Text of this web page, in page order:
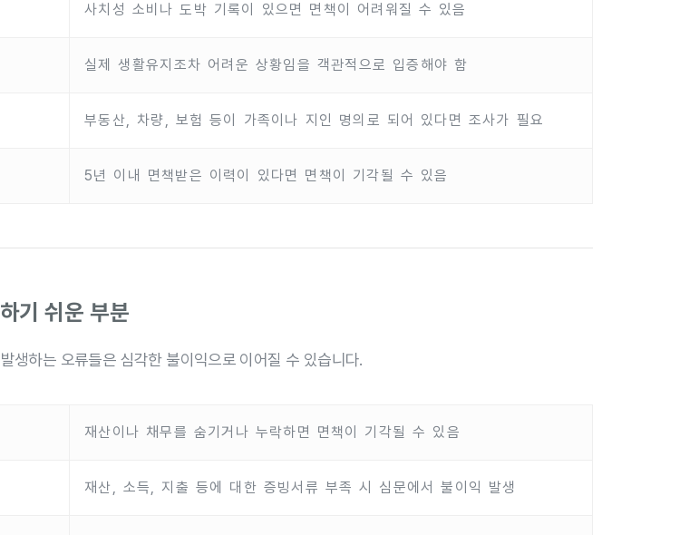
사치성 소비나 도박 기록이 있으면 면책이 어려워질 수 있음
실제 생활유지조차 어려운 상황임을 객관적으로 입증해야 함
부동산, 차량, 보험 등이 가족이나 지인 명의로 되어 있다면 조사가 필요
5년 이내 면책받은 이력이 있다면 면책이 기각될 수 있음
기 쉬운 부분
생하는 오류들은 심각한 불이익으로 이어질 수 있습니다.
재산이나 채무를 숨기거나 누락하면 면책이 기각될 수 있음
재산, 소득, 지출 등에 대한 증빙서류 부족 시 심문에서 불이익 발생